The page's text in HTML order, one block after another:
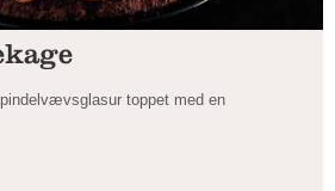
toppet med en